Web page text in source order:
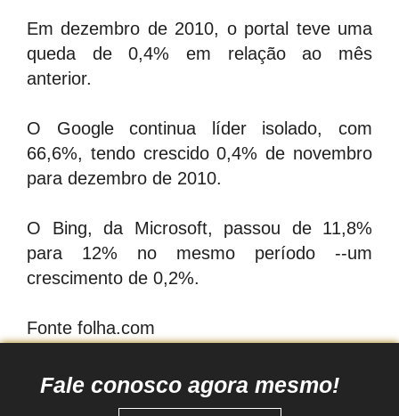
Em dezembro de 2010, o portal teve uma
queda de 0,4% em relação ao mês
anterior.
O Google continua líder isolado, com
66,6%, tendo crescido 0,4% de novembro
para dezembro de 2010.
O Bing, da Microsoft, passou de 11,8%
para 12% no mesmo período --um
crescimento de 0,2%.
Fonte folha.com
Fale conosco agora mesmo!